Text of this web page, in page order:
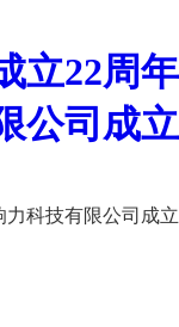
立22周年
公司成立
科技有限公司成立